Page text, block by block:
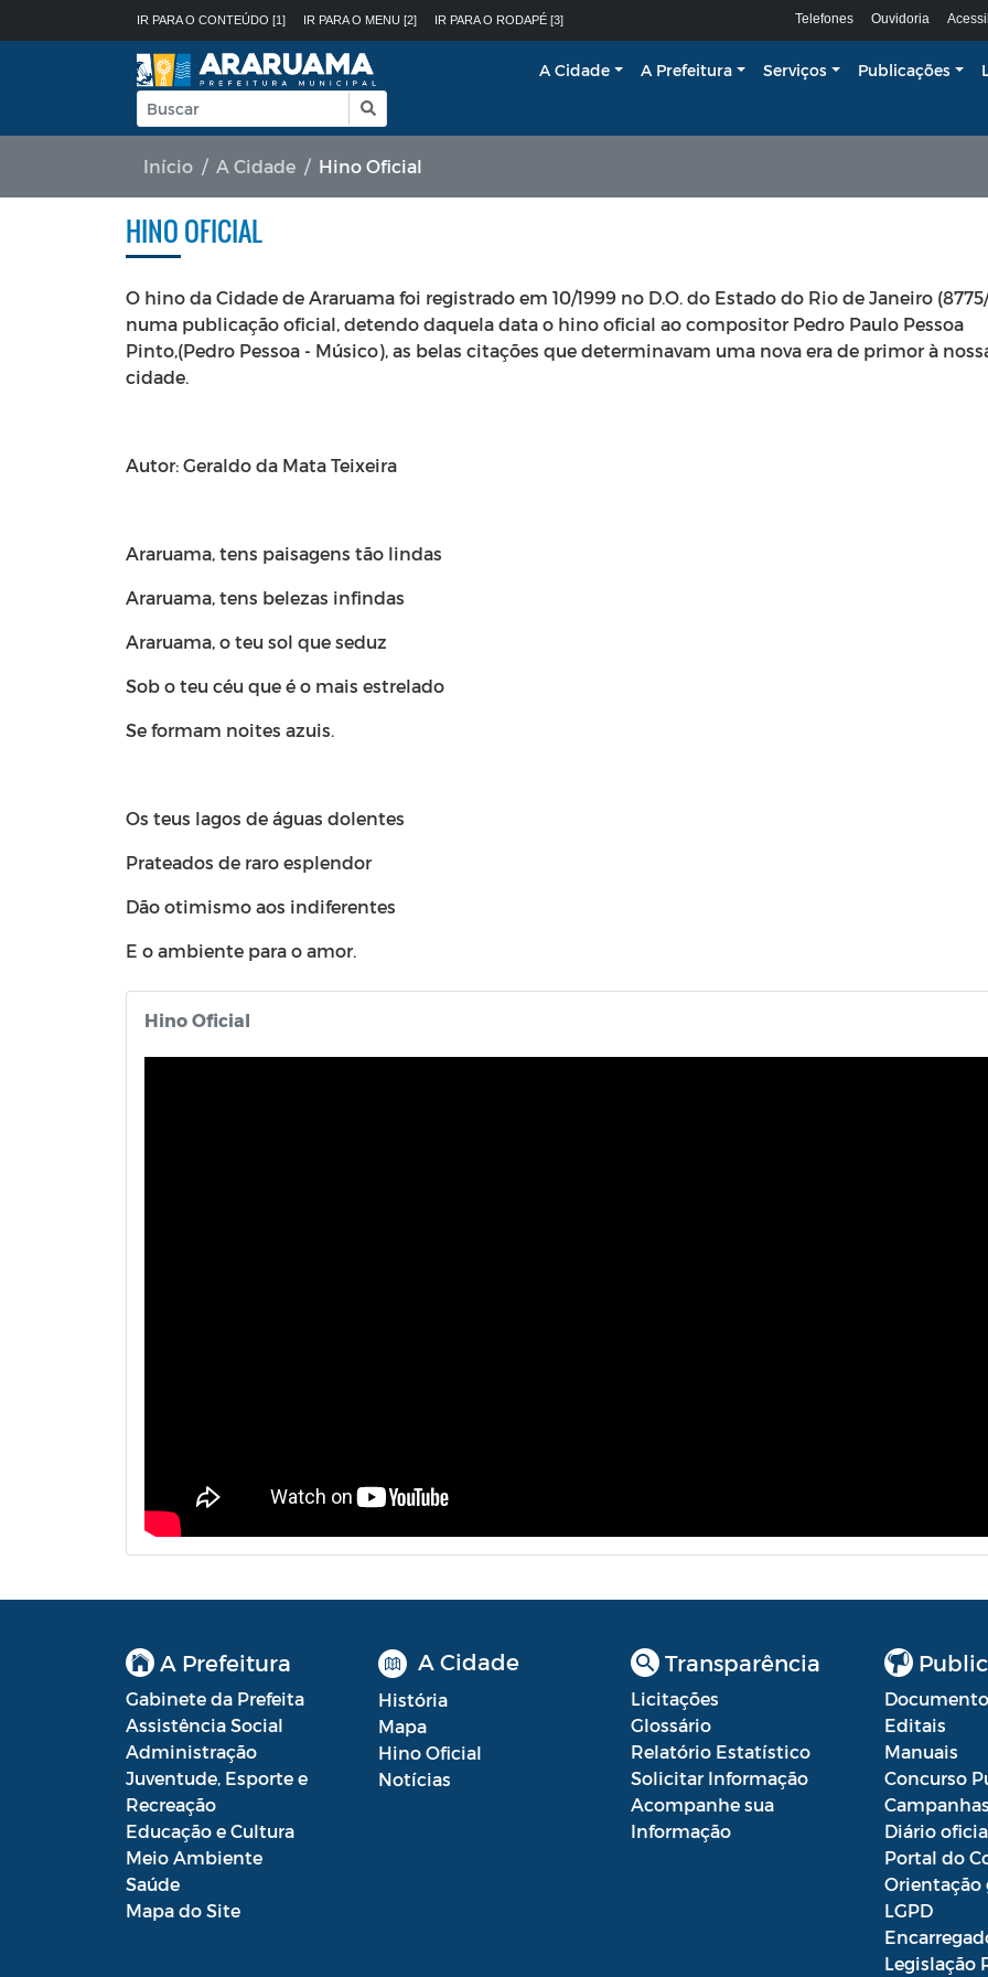
IR PARA O CONTEÚDO [1] IR PARA O MENU [2] IR PARA O RODAPÉ [3] Telefones Ouvidoria
A Cidade A Prefeitura Serviços Publicações
Início A Cidade Hino Oficial
HINO OFICIAL
O hino da Cidade de Araruama foi registrado em 10/1999 no D.O. do Estado do Rio de Janeiro
numa publicação oficial, detendo daquela data o hino oficial ao compositor Pedro Paulo Pessoa
Pinto,(Pedro Pessoa - Músico), as belas citações que determinavam uma nova era de primor à
cidade.
Autor: Geraldo da Mata Teixeira
Araruama, tens paisagens tão lindas
Araruama, tens belezas infindas
Araruama, o teu sol que seduz
Sob o teu céu que é o mais estrelado
Se formam noites azuis.
Os teus lagos de águas dolentes
Prateados de raro esplendor
Dão otimismo aos indiferentes
E o ambiente para o amor.
Hino Oficial
A Prefeitura
Gabinete da Prefeita
Assistência Social
Administração
Juventude, Esporte e
Recreação
Educação e Cultura
Meio Ambiente
Saúde
Mapa do Site
A Cidade
História
Mapa
Hino Oficial
Notícias
Transparência
Licitações
Glossário
Relatório Estatístico
Solicitar Informação
Acompanhe sua
Informação
Editais
Manuais
Concurso
Campanhas
Diário
Portal do
Orientação
LGPD
Legislação